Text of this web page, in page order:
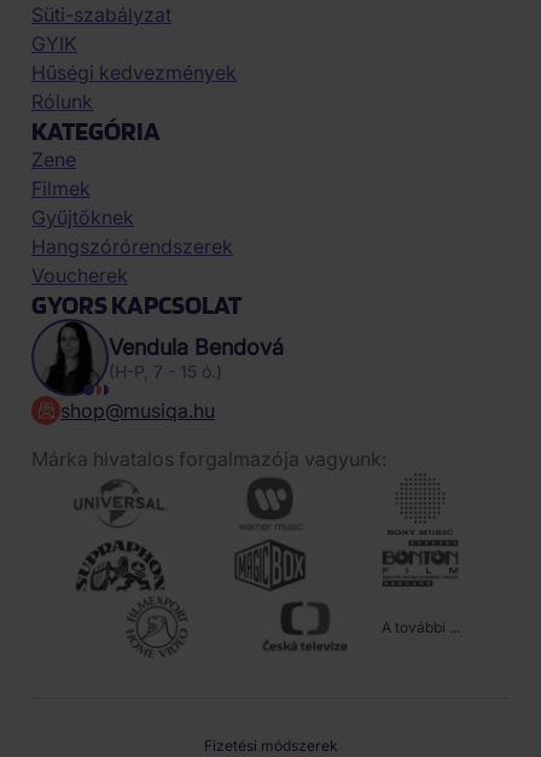
Süti-szabályzat
GYIK
Hűségi kedvezmények
Rólunk
KATEGÓRIA
Zene
Filmek
Gyűjtőknek
Hangszórórendszerek
Voucherek
GYORS KAPCSOLAT
Vendula Bendová
(H-P, 7 - 15 ó.)
shop@musiqa.hu
Márka hivatalos forgalmazója vagyunk:
A további ...
Fizetési módszerek